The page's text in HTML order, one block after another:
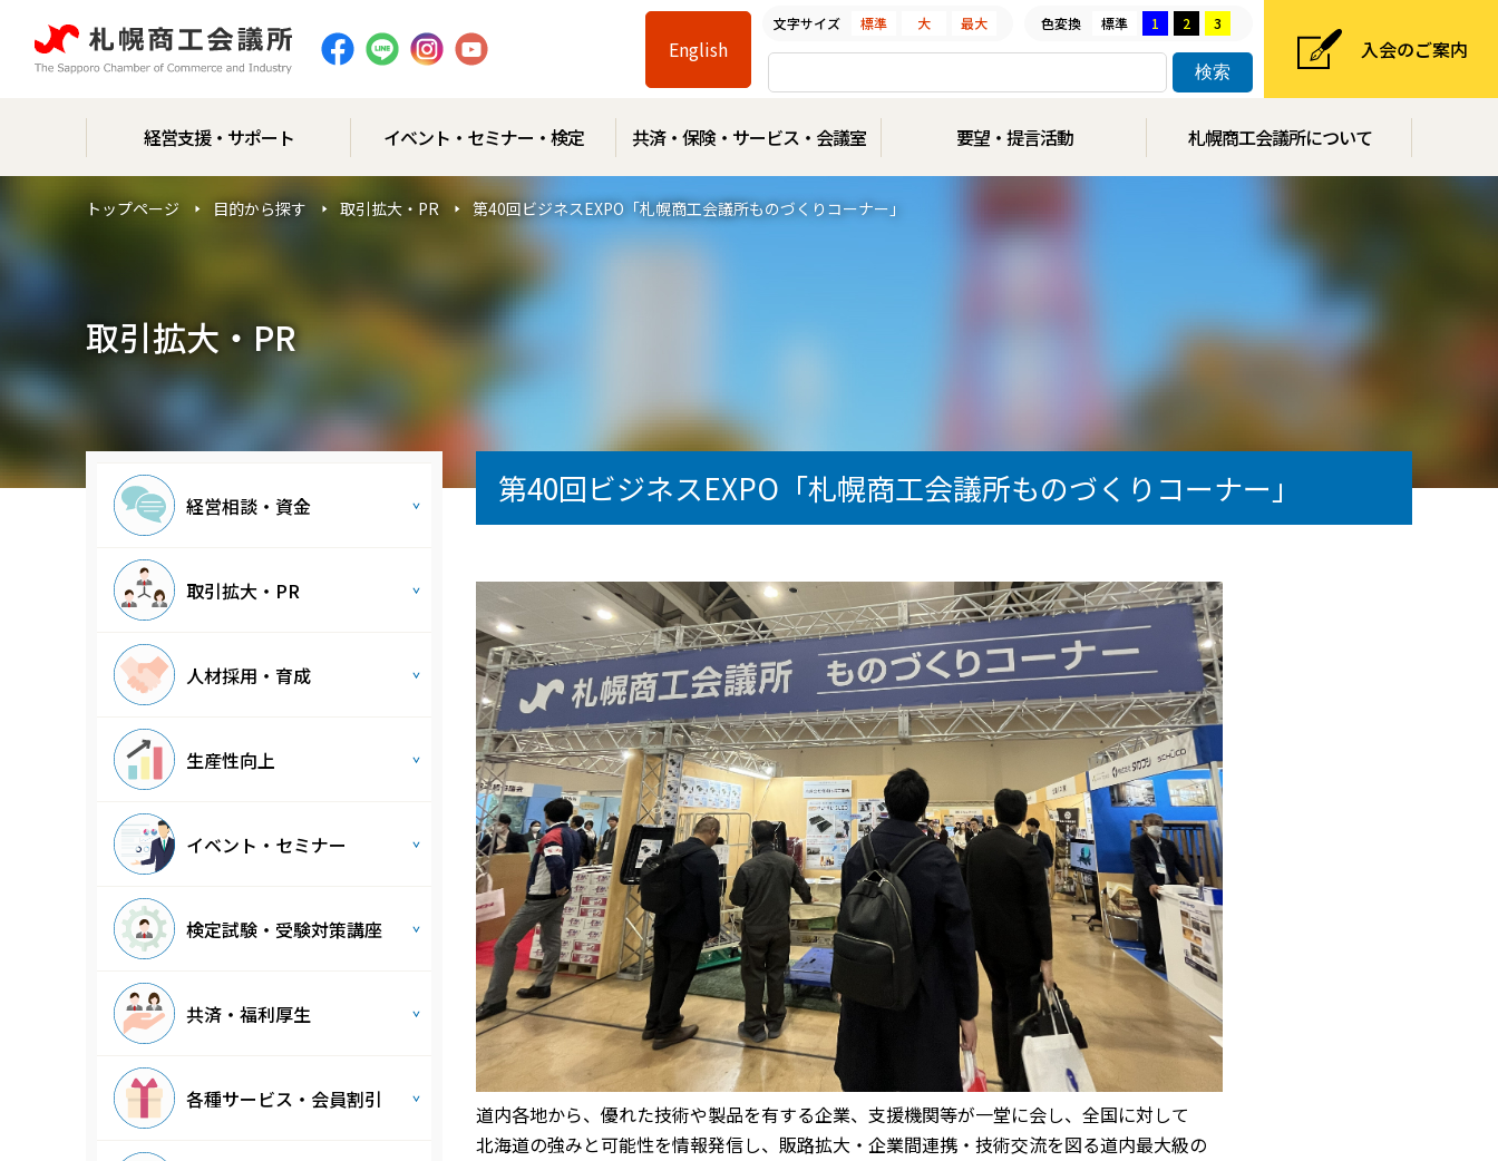
Facebook
Line Instagram
Youtube
English
文字サイズ 標準 大 最大 色変換 標準 1 2 3
入会のご案内
経営支援・サポート イベント・セミナー・検定 共済・保険・サービス・会議室 要望・提言活動 札幌商工会議所について
トップページ 目的から探す 取引拡大・PR 第40回ビジネスEXPO「札幌商工会議所ものづくりコーナー」
取引拡大・PR
経営相談・資金
取引拡大・PR
人材採用・育成
生産性向上
イベント・セミナー
検定試験・受験対策講座
共済・福利厚生
各種サービス・会員割引
第40回ビジネスEXPO「札幌商工会議所ものづくりコーナー」
道内各地から、優れた技術や製品を有する企業、支援機関等が一堂に会し、全国に対して
北海道の強みと可能性を情報発信し、販路拡大・企業間連携・技術交流を図る道内最大級の